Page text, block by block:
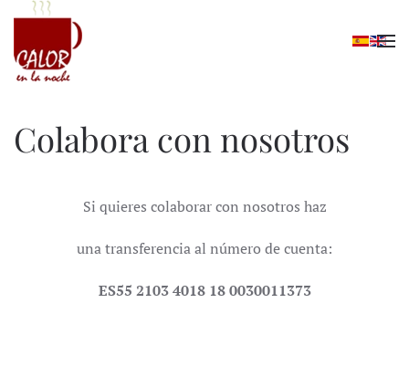
Skip to main content
Colabora con nosotros
Si quieres colaborar con nosotros haz
una transferencia al número de cuenta:
ES55 2103 4018 18 0030011373